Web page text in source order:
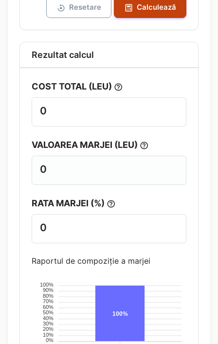
Resetare Calculează
Rezultat calcul
COST TOTAL (LEU)
0
VALOAREA MARJEI (LEU)
0
RATA MARJEI (%)
0
Raportul de compoziție a marjei
100%
100%
90%
80%
70%
60%
50%
40%
30%
20%
10%
0%